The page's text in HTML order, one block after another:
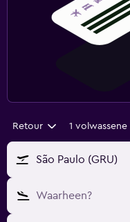
Retour 1 volwassene
São Paulo (GRU)
Waarheen?